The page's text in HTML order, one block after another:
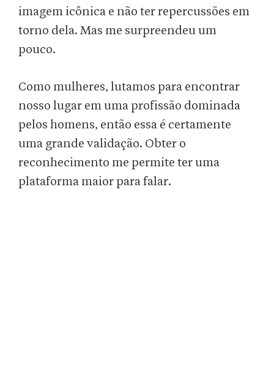
imagem icônica e não ter repercussões em
torno dela. Mas me surpreendeu um
pouco.
Como mulheres, lutamos para encontrar
nosso lugar em uma profissão dominada
pelos homens, então essa é certamente
uma grande validação. Obter o
reconhecimento me permite ter uma
plataforma maior para falar.